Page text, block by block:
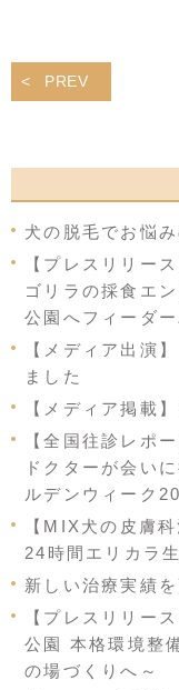
PREV
犬の脱毛でお悩
【プレスリリー
ゴリラの採食エ
公園へフィーダ
【メディア出演
ました
【メディア掲載
【全国往診レポ
ドクターが会い
ルデンウィーク
【MIX犬の皮膚
24時間エリカラ
新しい治療実績
【プレスリリー
公園 本格環境整
の場づくりへ～